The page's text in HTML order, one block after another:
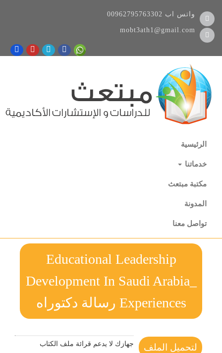
00962795763302 واتس اب
mobt3ath1@gmail.com
الرئيسية
خدماتنا
مكتبة مبتعث
المدونة
تواصل معنا
Educational Leadership
Development In Saudi Arabia_
Experiences رسالة دكتوراه
لتحميل الملف جهازك لا يدعم قرائة ملف الكتاب